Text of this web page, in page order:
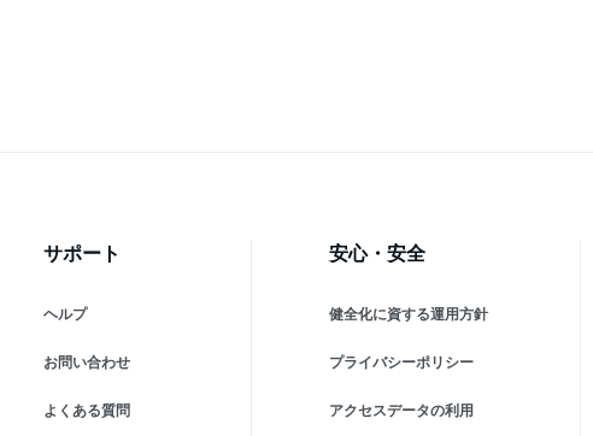
サポート
ヘルプ
お問い合わせ
よくある質問
安心・安全
健全化に資する運用方針
プライバシーポリシー
アクセスデータの利用